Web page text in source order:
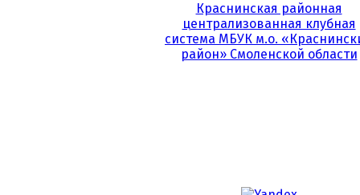
Краснинская районная
централизованная клубная
система МБУК м.о.
район» Смоленской области